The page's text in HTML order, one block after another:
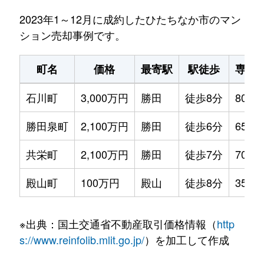
2023年1～12月に成約したひたちなか市のマン
ション売却事例です。
町名 価格 最寄駅 駅徒歩
専有
石川町
3,000万円 勝田 徒歩8分
80m²
勝田泉町
2,100万円 勝田 徒歩6分
65m²
共栄町
2,100万円 勝田 徒歩7分
70m²
殿山町
100万円 殿山 徒歩8分 35m²
※出典：国土交通省不動産取引価格情報（http
s://www.reinfolib.mlit.go.jp/）を加工して作成